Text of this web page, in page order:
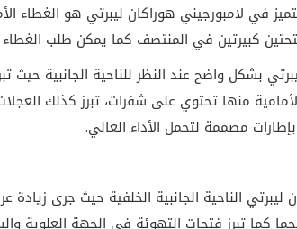
في لامبورجيني هوراكان ليبرتي هو الغطاء
كبيرتين في المنتصف كما يمكن طلب الغطاء
بشكل واضح عند النظر للناحية الجانبية حيث
منها تحتوي على شفرات، تبرز كذلك
مصممة لتحمل الأداء العالي.
الناحية الجانبية الخلفية حيث جرى زيادة
كما تبرز فتحات التهوئة في الجهة العلوية